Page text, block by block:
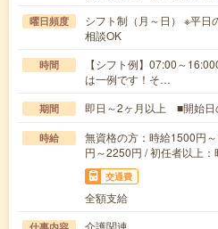
曜日頻度
シフト制（月～日） ※平日
相談OK
時間
【シフト例】07:00～
は一例です！そ…
期間 即日～2ヶ月以上 ■開始日
時給
無資格の方：時給1500円
円～2250円 / 初任者以上
交通費
全額支給
介護関連